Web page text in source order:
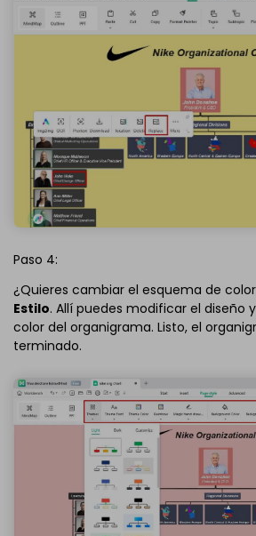
Paso 4:
¿Quieres cambiar el esquema de
Estilo. Allí puedes modificar el diseño
color del organigrama. Listo, el
terminado.